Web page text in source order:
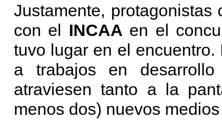
Justamente,
con el INCAA en el
tuvo lugar en el
a trabajos en
atraviesen tanto a la
menos dos) nuevos